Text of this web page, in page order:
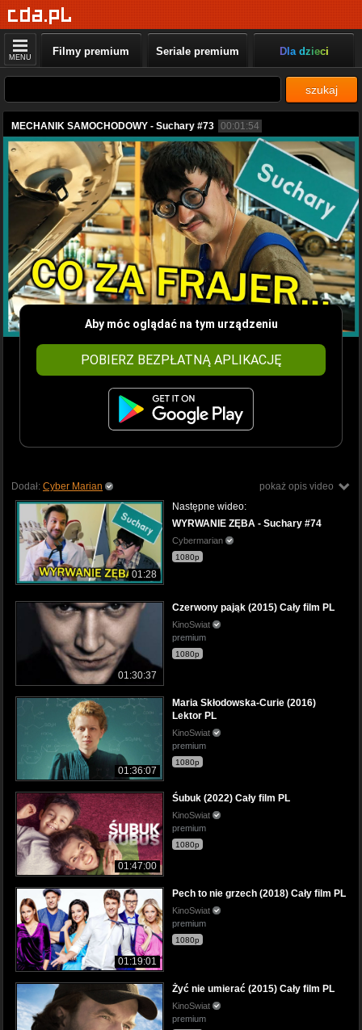
MENU Filmy premium Seriale premium Dla dzieci
szukaj
MECHANIK SAMOCHODOWY - Suchary #73 00:01:54
Aby móc oglądać na tym urządzeniu
POBIERZ BEZPŁATNĄ APLIKACJĘ
pokaż opis video
Dodał: Cyber Marian
01:28
Następne wideo:
WYRWANIE ZĘBA - Suchary #74
Cybermarian
1080p
01:30:37
Czerwony pająk (2015) Cały film PL
KinoSwiat
premium
1080p
01:36:07
Maria Skłodowska-Curie (2016)
Lektor PL
KinoSwiat
premium
1080p
01:47:00
Śubuk (2022) Cały film PL
KinoSwiat
premium
1080p
01:19:01
Pech to nie grzech (2018) Cały film PL
KinoSwiat
premium
1080p
Żyć nie umierać (2015) Cały film PL
KinoSwiat
premium